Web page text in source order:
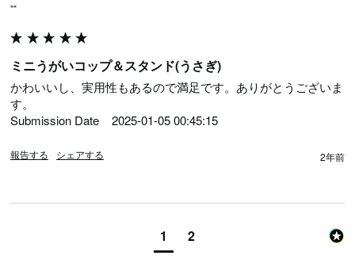
""
ミニうがいコップ＆スタンド(うさぎ)
かわいいし、実用性もあるので満足です。ありがとうございま
す。
Submission Date	2025-01-05 00:45:15
報告する シェアする 2年前
1 2